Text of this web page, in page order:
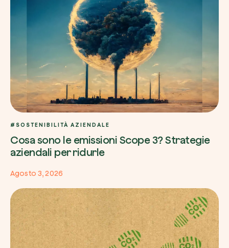
#SOSTENIBILITÀ AZIENDALE
Cosa sono le emissioni Scope 3? Strategie
aziendali per ridurle
Agosto 3, 2026